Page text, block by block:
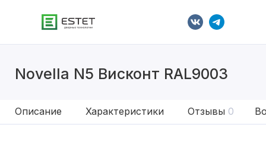
Novella N5 Висконт RAL9003
Описание Характеристики Отзывы 0